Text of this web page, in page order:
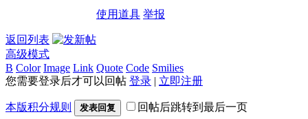
使用道具 举报
返回列表
高级模式
B Color Image Link Quote Code Smilies
您需要登录后才可以回帖 登录 | 立即注册
本版积分规则 发表回复 回帖后跳转到最后一页